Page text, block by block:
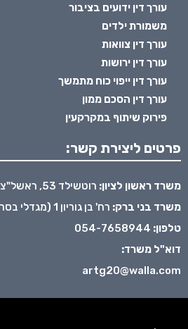
עורך דין ידועים בציבור
משמורת ילדים
עורך דין צוואות
עורך דין ירושות
עורך דין ייפוי כוח מתמשך
עורך דין הסכם ממון
פירוק שיתוף במקרקעין
פרטים ליצירת קשר:
משרד ראשון לציון: רוטשילד 53, ראשל"צ.
משרד בני ברק: רח' בן גוריון 1 (מגדלי בסר 2 קומה 25).
טלפון: 054-7658944
דוא"ל משרד:
artg20@walla.com